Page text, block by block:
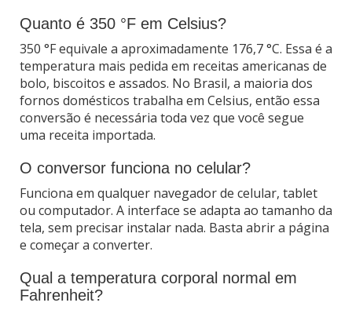
Quanto é 350 °F em Celsius?
350 °F equivale a aproximadamente 176,7 °C. Essa é a
temperatura mais pedida em receitas americanas de
bolo, biscoitos e assados. No Brasil, a maioria dos
fornos domésticos trabalha em Celsius, então essa
conversão é necessária toda vez que você segue
uma receita importada.
O conversor funciona no celular?
Funciona em qualquer navegador de celular, tablet
ou computador. A interface se adapta ao tamanho da
tela, sem precisar instalar nada. Basta abrir a página
e começar a converter.
Qual a temperatura corporal normal em
Fahrenheit?